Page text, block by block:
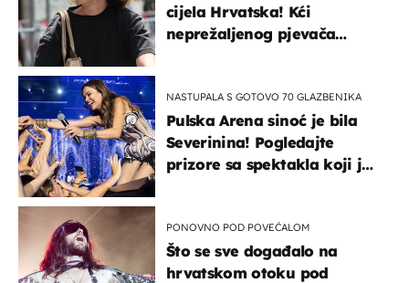
cijela Hrvatska! Kći
neprežaljenog pjevača
NASTUPALA S GOTOVO 70 GLAZBENIKA
Pulska Arena sinoć je bila
Severinina! Pogledajte
prizore sa spektakla koji je
PONOVNO POD POVEĆALOM
Što se sve događalo na
hrvatskom otoku pod